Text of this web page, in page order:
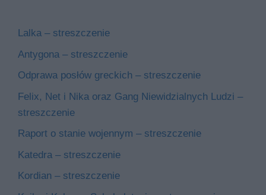
Lalka – streszczenie
Antygona – streszczenie
Odprawa posłów greckich – streszczenie
Felix, Net i Nika oraz Gang Niewidzialnych Ludzi –
streszczenie
Raport o stanie wojennym – streszczenie
Katedra – streszczenie
Kordian – streszczenie